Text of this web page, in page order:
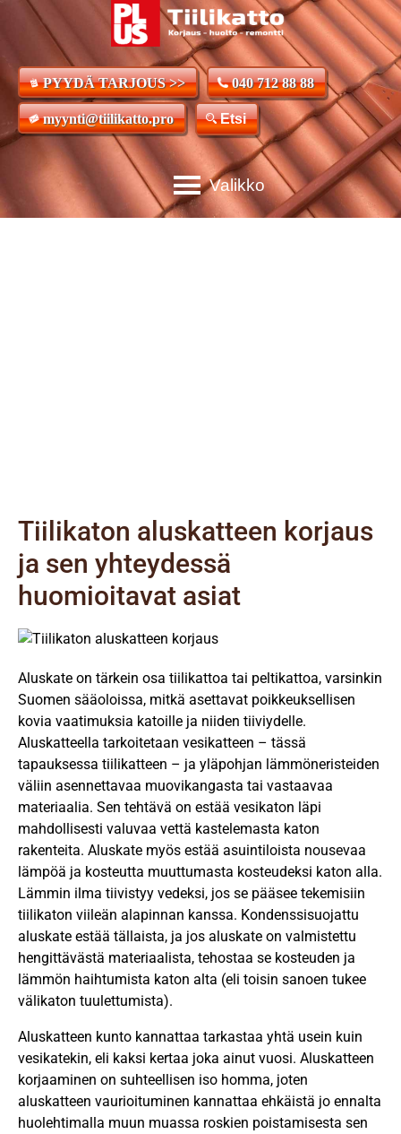
PYYDÄ TARJOUS >> 040 712 88 88
myynti@tiilikatto.pro Etsi
Tiilikaton aluskatteen korjaus
ja sen yhteydessä
huomioitavat asiat
Aluskate on tärkein osa tiilikattoa tai peltikattoa, varsinkin
Suomen sääoloissa, mitkä asettavat poikkeuksellisen
kovia vaatimuksia katoille ja niiden tiiviydelle.
Aluskatteella tarkoitetaan vesikatteen – tässä
tapauksessa tiilikatteen – ja yläpohjan lämmöneristeiden
väliin asennettavaa muovikangasta tai vastaavaa
materiaalia. Sen tehtävä on estää vesikaton läpi
mahdollisesti valuvaa vettä kastelemasta katon
rakenteita. Aluskate myös estää asuintiloista nousevaa
lämpöä ja kosteutta muuttumasta kosteudeksi katon alla.
Lämmin ilma tiivistyy vedeksi, jos se pääsee tekemisiin
tiilikaton viileän alapinnan kanssa. Kondenssisuojattu
aluskate estää tällaista, ja jos aluskate on valmistettu
hengittävästä materiaalista, tehostaa se kosteuden ja
lämmön haihtumista katon alta (eli toisin sanoen tukee
välikaton tuulettumista).
Aluskatteen kunto kannattaa tarkastaa yhtä usein kuin
vesikatekin, eli kaksi kertaa joka ainut vuosi. Aluskatteen
korjaaminen on suhteellisen iso homma, joten
aluskatteen vaurioituminen kannattaa ehkäistä jo ennalta
huolehtimalla muun muassa roskien poistamisesta sen